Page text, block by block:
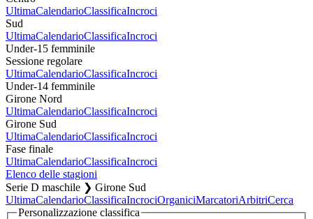
UltimaCalendarioClassificaIncroci
Sud
UltimaCalendarioClassificaIncroci
Under-15 femminile
Sessione regolare
UltimaCalendarioClassificaIncroci
Under-14 femminile
Girone Nord
UltimaCalendarioClassificaIncroci
Girone Sud
UltimaCalendarioClassificaIncroci
Fase finale
UltimaCalendarioClassificaIncroci
Elenco delle stagioni
Serie D maschile ❯ Girone Sud
UltimaCalendarioClassificaIncrociOrganiciMarcatoriArbitriCerca
Personalizzazione classifica